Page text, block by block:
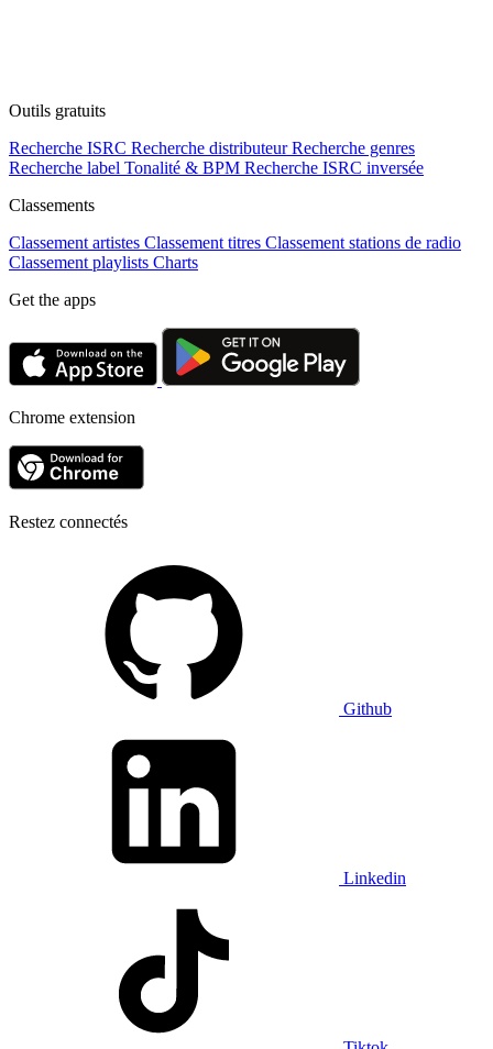
Outils gratuits
Recherche ISRC Recherche distributeur Recherche genres
Recherche label Tonalité & BPM Recherche ISRC inversée
Classements
Classement artistes Classement titres Classement stations de radio
Classement playlists Charts
Get the apps
Chrome extension
Restez connectés
Github
Linkedin